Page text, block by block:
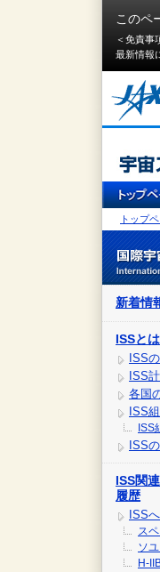
このペ
＜免責事
最新情報
トップ
新着情
ISSとは
ISS
ISS
各国
ISS
ISS
ISS
ISS関
履歴
ISS
ス
ソ
H-